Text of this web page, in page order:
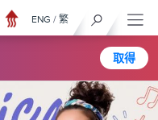
取得
ENG / 繁